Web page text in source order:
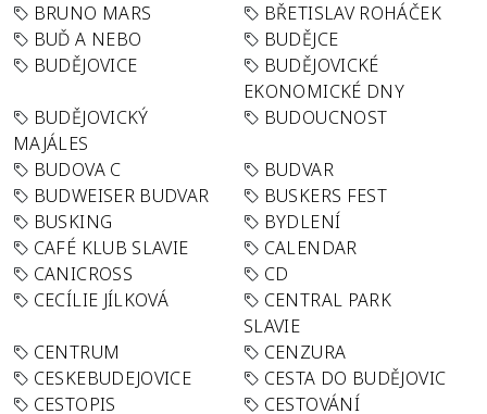
BRUNO MARS
BŘETISLAV ROHÁČEK
BUĎ A NEBO
BUDĚJCE
BUDĚJOVICE
BUDĚJOVICKÉ
EKONOMICKÉ DNY
BUDĚJOVICKÝ
MAJÁLES
BUDOUCNOST
BUDOVA C
BUDVAR
BUDWEISER BUDVAR
BUSKERS FEST
BUSKING
BYDLENÍ
CAFÉ KLUB SLAVIE
CALENDAR
CANICROSS
CD
CECÍLIE JÍLKOVÁ
CENTRAL PARK
SLAVIE
CENTRUM
CENZURA
CESKEBUDEJOVICE
CESTA DO BUDĚJOVIC
CESTOPIS
CESTOVÁNÍ